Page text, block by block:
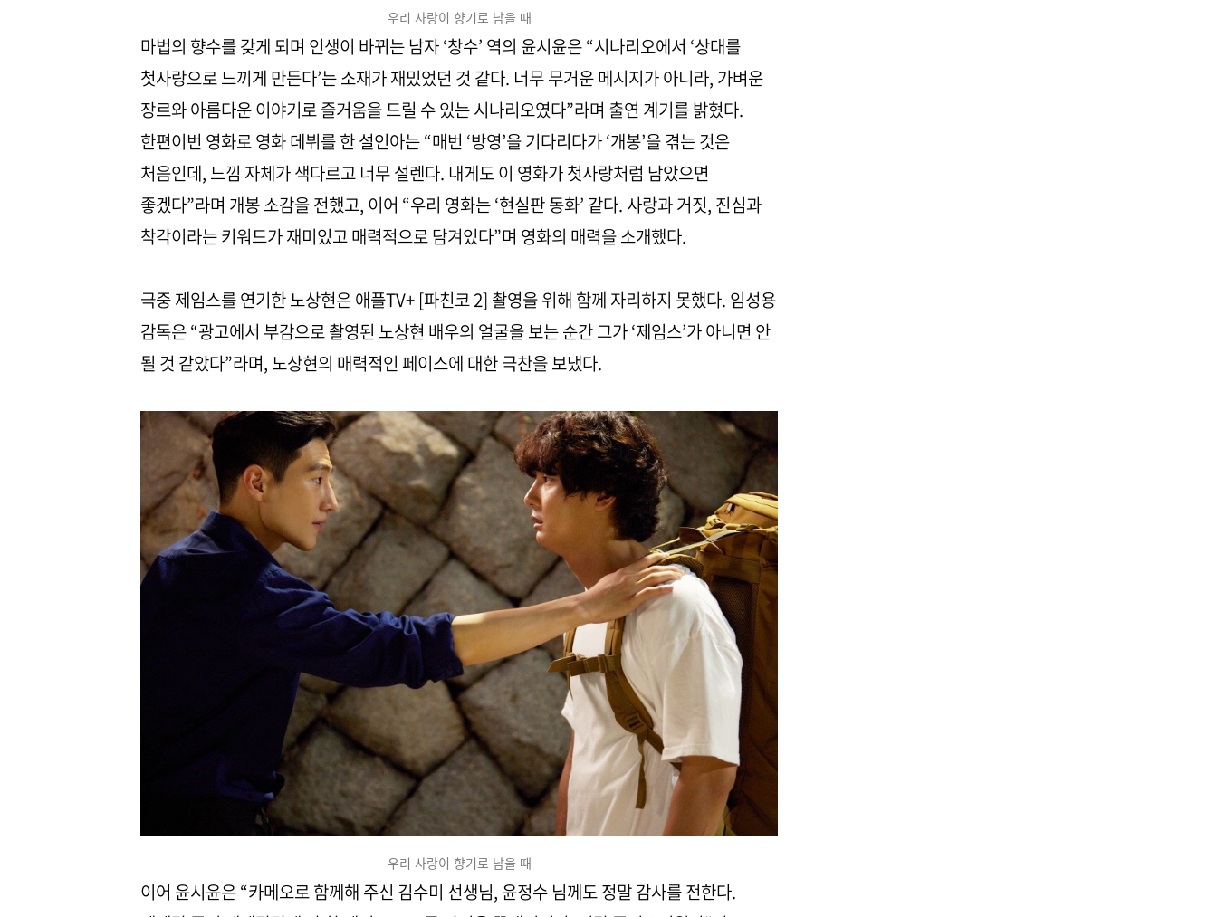
우리 사랑이 향기로 남을 때
마법의 향수를 갖게 되며 인생이 바뀌는 남자 ‘창수’ 역의 윤시윤은 “시나리오에서 ‘상대를
첫사랑으로 느끼게 만든다’는 소재가 재밌었던 것 같다. 너무 무거운 메시지가 아니라, 가벼운
장르와 아름다운 이야기로 즐거움을 드릴 수 있는 시나리오였다”라며 출연 계기를 밝혔다.
한편이번 영화로 영화 데뷔를 한 설인아는 “매번 ‘방영’을 기다리다가 ‘개봉’을 겪는 것은
처음인데, 느낌 자체가 색다르고 너무 설렌다. 내게도 이 영화가 첫사랑처럼 남았으면
좋겠다”라며 개봉 소감을 전했고, 이어 “우리 영화는 ‘현실판 동화’ 같다. 사랑과 거짓, 진심과
착각이라는 키워드가 재미있고 매력적으로 담겨있다”며 영화의 매력을 소개했다.
극중 제임스를 연기한 노상현은 애플TV+ [파친코 2] 촬영을 위해 함께 자리하지 못했다. 임성용
감독은 “광고에서 부감으로 촬영된 노상현 배우의 얼굴을 보는 순간 그가 ‘제임스’가 아니면 안
될 것 같았다”라며, 노상현의 매력적인 페이스에 대한 극찬을 보냈다.
우리 사랑이 향기로 남을 때
이어 윤시윤은 “카메오로 함께해 주신 김수미 선생님, 윤정수 님께도 정말 감사를 전한다.